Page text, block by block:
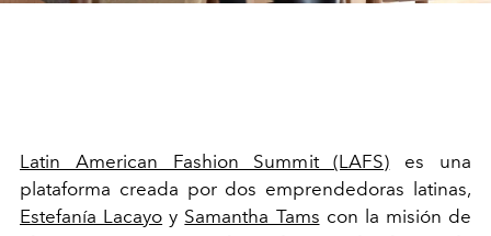
Latin American Fashion Summit (LAFS) es una
plataforma creada por dos emprendedoras latinas,
Estefanía Lacayo y Samantha Tams con la misión de